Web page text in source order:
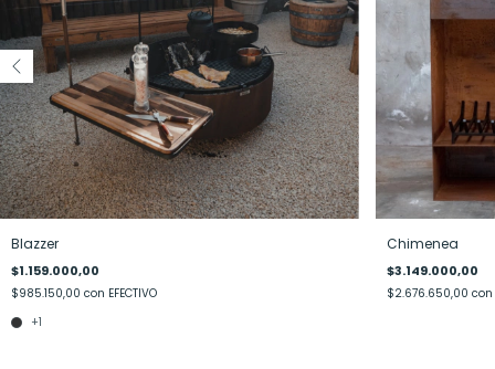
Blazzer
$1.159.000,00
$985.150,00 con EFECTIVO
+1
Chimenea
$3.149.000,00
$2.676.650,00 con